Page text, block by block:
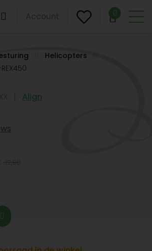
Account 0
Helicopters
Align